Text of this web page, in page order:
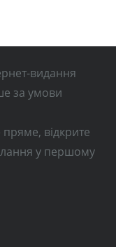
видання
за умови
відкрите
у першому